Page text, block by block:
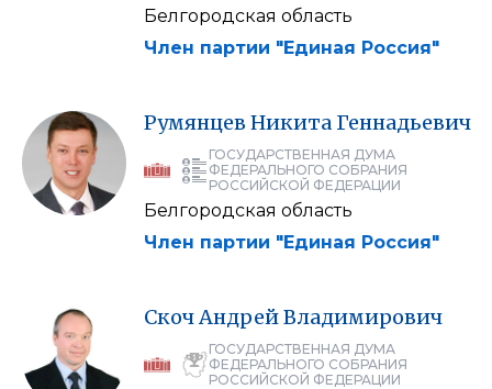
Белгородская область
Член партии "Единая Россия"
Румянцев Никита Геннадьевич
ГОСУДАРСТВЕННАЯ ДУМА
ФЕДЕРАЛЬНОГО СОБРАНИЯ
РОССИЙСКОЙ ФЕДЕРАЦИИ
Белгородская область
Член партии "Единая Россия"
Скоч АндрейВладимирович
ГОСУДАРСТВЕННАЯ ДУМА
ФЕДЕРАЛЬНОГО СОБРАНИЯ
РОССИЙСКОЙ ФЕДЕРАЦИИ